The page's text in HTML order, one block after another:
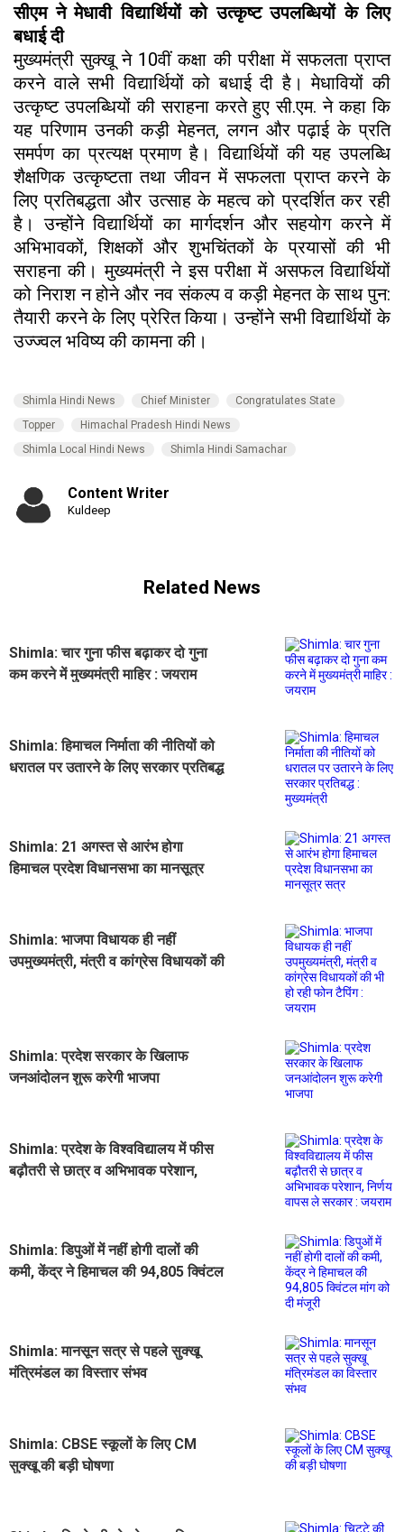
सीएम ने मेधावी विद्यार्थियों को उत्कृष्ट उपलब्धियों के लिए
बधाई दी
मुख्यमंत्री सुक्खू ने 10वीं कक्षा की परीक्षा में सफलता प्राप्त
करने वाले सभी विद्यार्थियों को बधाई दी है। मेधावियों की
उत्कृष्ट उपलब्धियों की सराहना करते हुए सी.एम. ने कहा कि
यह परिणाम उनकी कड़ी मेहनत, लगन और पढ़ाई के प्रति
समर्पण का प्रत्यक्ष प्रमाण है। विद्यार्थियों की यह उपलब्धि
शैक्षणिक उत्कृष्टता तथा जीवन में सफलता प्राप्त करने के
लिए प्रतिबद्धता और उत्साह के महत्व को प्रदर्शित कर रही
है। उन्होंने विद्यार्थियों का मार्गदर्शन और सहयोग करने में
अभिभावकों, शिक्षकों और शुभचिंतकों के प्रयासों की भी
सराहना की। मुख्यमंत्री ने इस परीक्षा में असफल विद्यार्थियों
को निराश न होने और नव संकल्प व कड़ी मेहनत के साथ पुन:
तैयारी करने के लिए प्रेरित किया। उन्होंने सभी विद्यार्थियों के
उज्ज्वल भविष्य की कामना की।
Shimla Hindi News Chief Minister
Congratulates State
Topper
Himachal Pradesh Hindi News
Shimla Local Hindi News
Shimla Hindi Samachar
Content Writer
Kuldeep
Related News
Shimla: चार गुना फीस बढ़ाकर दो गुना
कम करने में मुख्यमंत्री माहिर : जयराम
Shimla: हिमाचल निर्माता की नीतियों को
धरातल पर उतारने के लिए सरकार प्रतिबद्ध
Shimla: 21 अगस्त से आरंभ होगा
हिमाचल प्रदेश विधानसभा का मानसूत्र
Shimla: भाजपा विधायक ही नहीं
उपमुख्यमंत्री, मंत्री व कांग्रेस विधायकों की
Shimla: प्रदेश सरकार के खिलाफ
जनआंदोलन शुरू करेगी भाजपा
Shimla: प्रदेश के विश्वविद्यालय में फीस
बढ़ौतरी से छात्र व अभिभावक परेशान,
Shimla: डिपुओं में नहीं होगी दालों की
कमी, केंद्र ने हिमाचल की 94,805 क्विंटल
Shimla: मानसून सत्र से पहले सुक्खू
मंत्रिमंडल का विस्तार संभव
Shimla: CBSE स्कूलों के लिए CM
सुक्खू की बड़ी घोषणा